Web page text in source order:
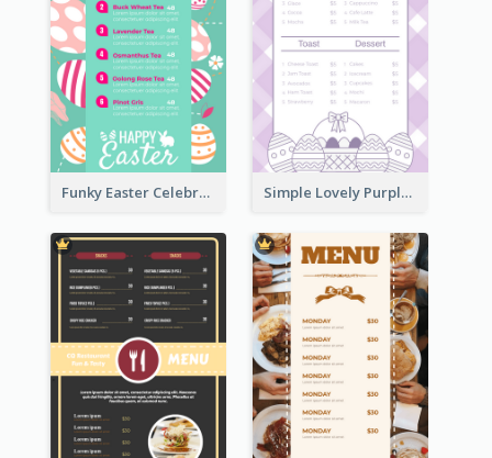
Funky Easter Celebration Menu Design Template Simple Lovely Purple Easter Cradle Menu Design